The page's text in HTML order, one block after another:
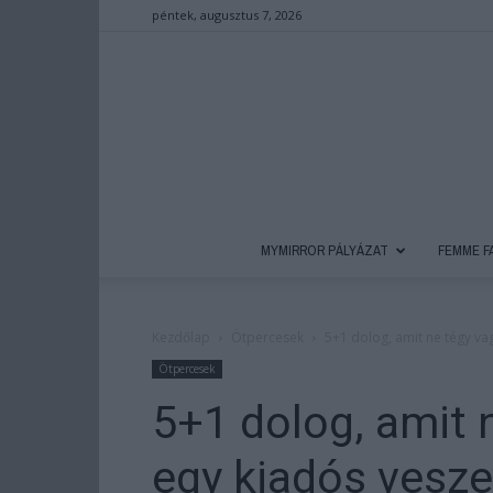
péntek, augusztus 7, 2026
MYMIRROR PÁLYÁZAT FEMME
Ötpercesek
5+1 dolog, amit
egy kiadós